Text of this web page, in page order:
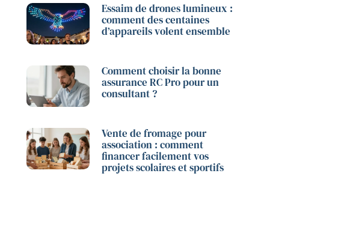
Essaim de drones lumineux :
comment des centaines
d’appareils volent ensemble
Comment choisir la bonne
assurance RC Pro pour un
consultant ?
Vente de fromage pour
association : comment
financer facilement vos
projets scolaires et sportifs